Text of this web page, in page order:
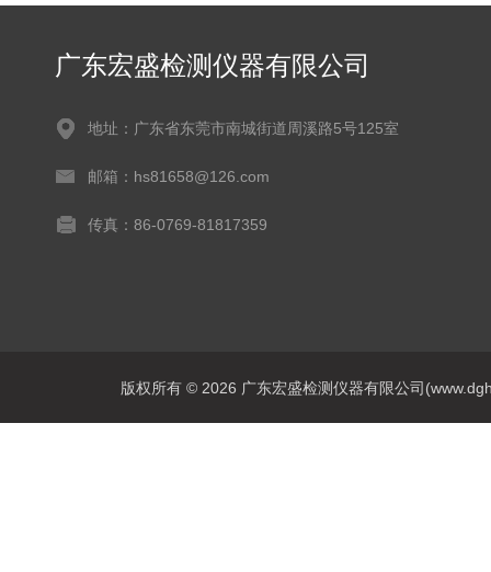
广东宏盛检测仪器有限公司
地址：广东省东莞市南城街道周溪路5号125室
邮箱：hs81658@126.com
传真：86-0769-81817359
版权所有 © 2026 广东宏盛检测仪器有限公司